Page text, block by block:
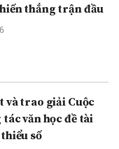
thắng trận đầu
và trao giải Cuộc
tác văn học đề tài
số